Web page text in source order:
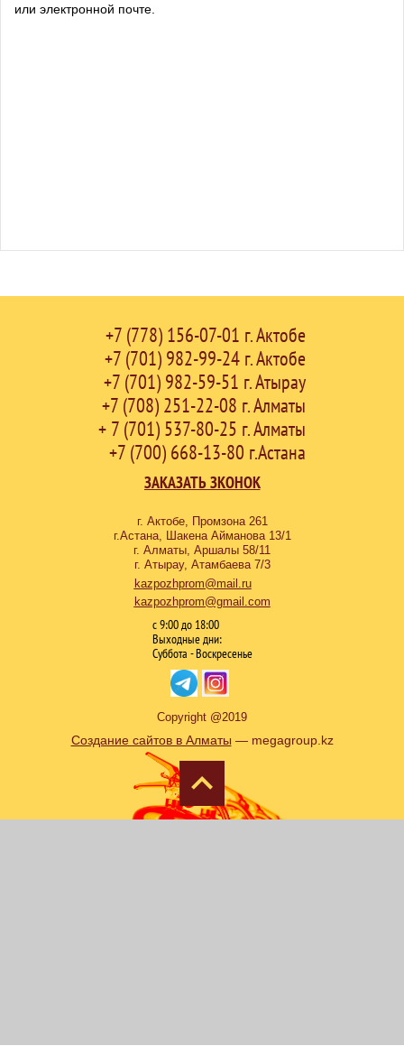
или электронной почте.
г. Актобе, Промзона 261
г.Астана, Шакена Айманова 13/1
г. Алматы, Аршалы 58/11
г. Атырау, Атамбаева 7/3
kazpozhprom@mail.ru
kazpozhprom@gmail.com
с 9:00 до 18:00
Выходные дни:
Суббота - Воскресенье
Copyright @2019
Создание сайтов в Алматы — megagroup.kz
+7 (778) 156-07-01 г. Актобе
+7 (701) 982-99-24 г. Актобе
+7 (701) 982-59-51 г. Атырау
+7 (708) 251-22-08 г. Алматы
+ 7 (701) 537-80-25 г. Алматы
+7 (700) 668-13-80 г.Астана
ЗАКАЗАТЬ ЗКОНОК